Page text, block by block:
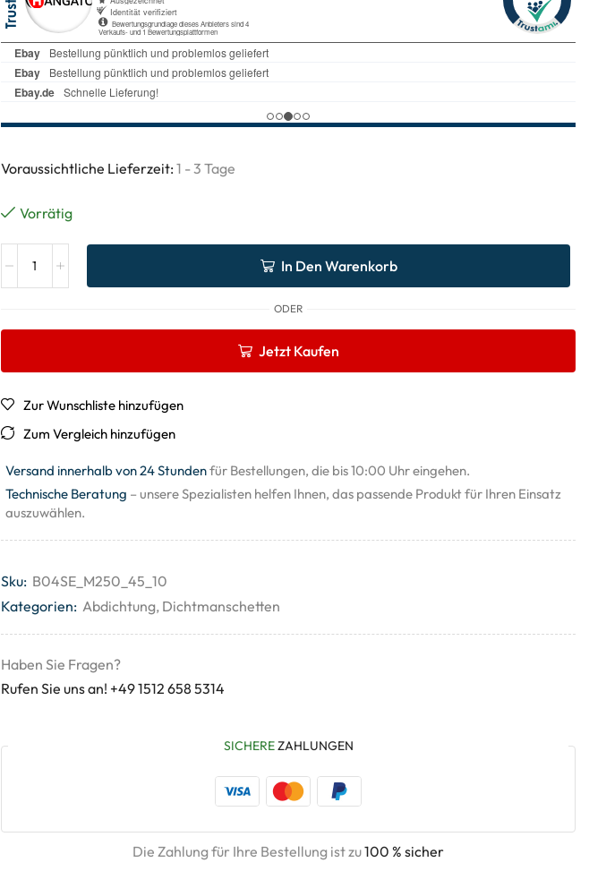
Voraussichtliche Lieferzeit: 1 - 3 Tage
Vorrätig
In Den Warenkorb
ODER
Jetzt Kaufen
Zur Wunschliste hinzufügen
Zum Vergleich hinzufügen
Versand innerhalb von 24 Stundenfür Bestellungen, die bis 10:00 Uhr eingehen.
Technische Beratung – unsere Spezialisten helfen Ihnen, das passende Produkt für Ihren Einsatz
auszuwählen.
Sku: B04SE_M250_45_10
Kategorien: Abdichtung, Dichtmanschetten
Haben Sie Fragen?
Rufen Sie uns an! +49 1512 658 5314
SICHEREZAHLUNGEN
Die Zahlung für Ihre Bestellung ist zu100 % sicher